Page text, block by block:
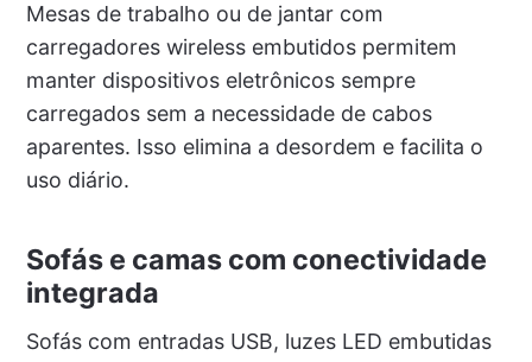
Mesas de trabalho ou de jantar com
carregadores wireless embutidos permitem
manter dispositivos eletrônicos sempre
carregados sem a necessidade de cabos
aparentes. Isso elimina a desordem e facilita o
uso diário.
Sofás e camas com conectividade
integrada
Sofás com entradas USB, luzes LED embutidas